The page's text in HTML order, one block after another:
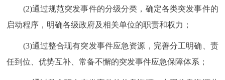
(2)通过规范突发事件的分级分类，确定各类突发事件的
启动程序，明确各级政府及相关单位的职责和权力；
(3)通过整合现有突发事件应急资源，完善分工明确、责
任到位、优势互补、常备不懈的突发事件应急保障体系；